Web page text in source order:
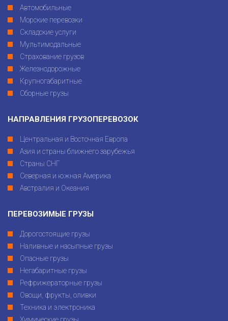
Автомобильные
Морские перевозки
Складские услуги
Мультимодальные
Страхование грузов
Железнодорожные
Крупногабаритные
Сборные грузы
НАПРАВЛЕНИЯ ГРУЗОПЕРЕВОЗОК
Центральная и Восточная Европа
Азия и страны ближнего зарубежья
Страны СНГ
Северная и южная Америка
Австралия и Океания
ПЕРЕВОЗИМЫЕ ГРУЗЫ
Дорогостоящие грузы
Наливные и насыпные грузы
Опасные грузы
Негабаритные грузы
Рефрижераторные грузы
Овощи, фрукты, оливки
Техника и электроника